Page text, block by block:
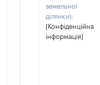
земельної
ділянки):
[Конфіденційна
інформація]